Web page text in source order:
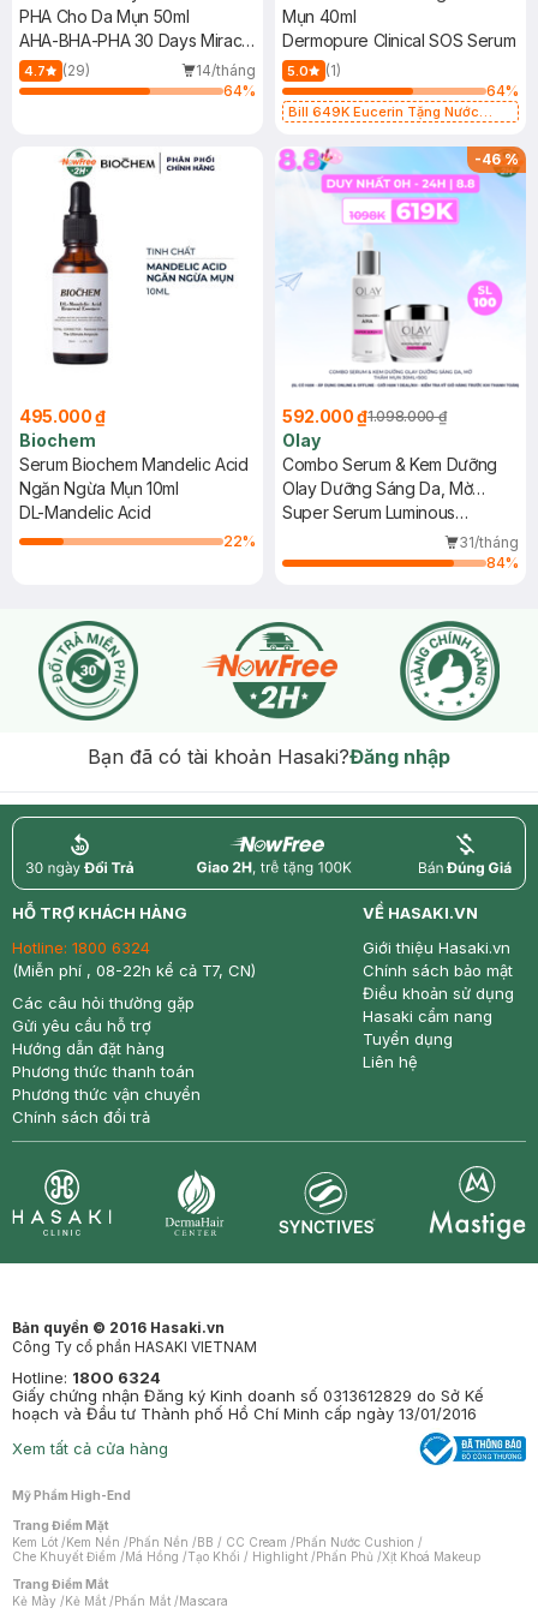
PHA Cho Da Mụn 50ml
AHA-BHA-PHA 30 Days Miracle
Serum
4.7 (29)
14/tháng
64%
Mụn 40ml
Dermopure Clinical SOS Serum
5.0
(1)
64%
Bill 649K Eucerin Tặng Nước
(SL có hạn)
495.000 ₫
Biochem
Serum Biochem Mandelic Acid
Ngăn Ngừa Mụn 10ml
DL-Mandelic Acid
22%
-46%
592.000 ₫1.098.000 ₫
Olay
Combo Serum & Kem Dưỡng
Olay Dưỡng Sáng Da, Mờ
Thâm Mụn 30ml+50g
Super Serum Luminous
Niacinamide+AHA + Moisturizer
31/tháng
84%
Bạn đã có tài khoản Hasaki?Đăng nhập
return nowfree price
HỖ TRỢ KHÁCH HÀNG
Hotline: 1800 6324
(Miễn phí , 08-22h kể cả T7, CN)
Các câu hỏi thường gặp
Gửi yêu cầu hỗ trợ
Hướng dẫn đặt hàng
Phương thức thanh toán
Phương thức vận chuyển
Chính sách đổi trả
VỀ HASAKI.VN
Giới thiệu Hasaki.vn
Chính sách bảo mật
Điều khoản sử dụng
Hasaki cẩm nang
Tuyển dụng
Liên hệ
Bản quyền © 2016 Hasaki.vn
Công Ty cổ phần HASAKI VIETNAM
Hotline: 1800 6324
Giấy chứng nhận Đăng ký Kinh doanh số 0313612829 do Sở Kế
hoạch và Đầu tư Thành phố Hồ Chí Minh cấp ngày 13/01/2016
Xem tất cả cửa hàng
Mỹ Phẩm High-End
Trang Điểm Mặt
Kem Lót /Kem Nền /Phấn Nền /BB / CC Cream /Phấn Nước Cushion /
Che Khuyết Điểm /Má Hồng /Tạo Khối / Highlight /Phấn Phủ /Xịt Khoá Makeup
Trang Điểm Mắt
Kẻ Mày /Kẻ Mắt /Phấn Mắt /Mascara